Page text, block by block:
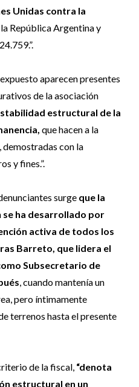
Unidas contra la
República Argentina y
aparecen presentes
de la asociación
estructural de la
que hacen a la
con la
y fines.”.
surge que la
se ha desarrollado por
activa de todos los
Barreto, que lidera el
Subsecretario de
, cuando mantenía un
pero íntimamente
terrenos hasta el presente
de la fiscal, “denota
estructural en un